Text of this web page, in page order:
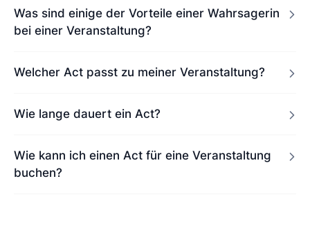
Was sind einige der Vorteile einer Wahrsagerin
bei einer Veranstaltung?
Welcher Act passt zu meiner Veranstaltung?
Wie lange dauert ein Act?
Wie kann ich einen Act für eine Veranstaltung
buchen?